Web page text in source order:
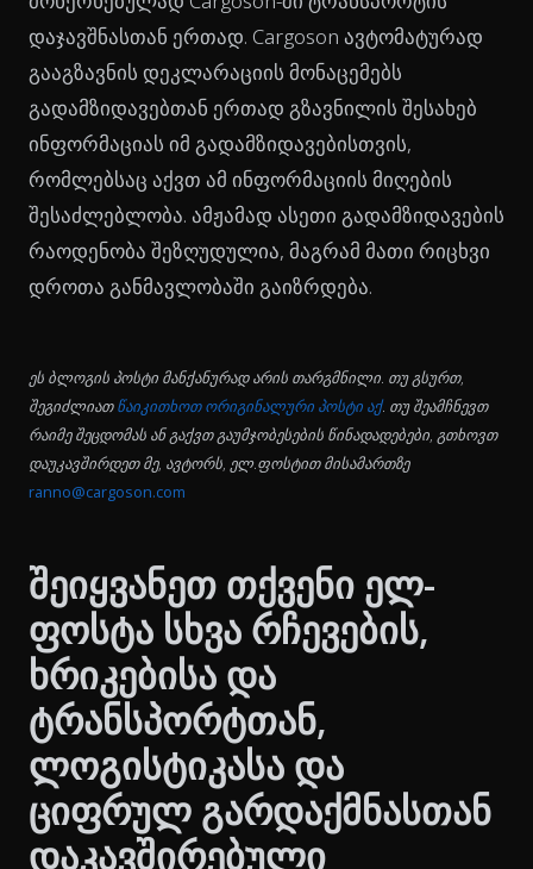
დაჯავშნასთან ერთად. Cargoson ავტომატურად
გააგზავნის დეკლარაციის მონაცემებს
გადამზიდავებთან ერთად გზავნილის შესახებ
ინფორმაციას იმ გადამზიდავებისთვის,
რომლებსაც აქვთ ამ ინფორმაციის მიღების
შესაძლებლობა. ამჟამად ასეთი გადამზიდავების
რაოდენობა შეზღუდულია, მაგრამ მათი რიცხვი
დროთა განმავლობაში გაიზრდება.
ეს ბლოგის პოსტი მანქანურად არის თარგმნილი. თუ გსურთ,
შეგიძლიათწაიკითხოთ ორიგინალური პოსტი აქ. თუ შეამჩნევთ
რაიმე შეცდომას ან გაქვთ გაუმჯობესების წინადადებები, გთხოვთ
დაუკავშირდეთ მე, ავტორს, ელ.ფოსტით მისამართზე
ranno@cargoson.com
შეიყვანეთ თქვენი ელ-
ფოსტა სხვა რჩევების,
ხრიკებისა და
ტრანსპორტთან,
ლოგისტიკასა და
ციფრულ გარდაქმნასთან
დაკავშირებული